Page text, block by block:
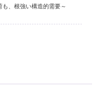
、根強い構造的需要～